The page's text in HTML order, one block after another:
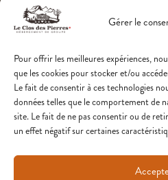
Gérer le
Pour offrir les meilleures expériences,
que les cookies pour stocker et/ou
Le fait de consentir à ces technologies
données telles que le comportement de
site. Le fait de ne pas consentir ou de
un effet négatif sur certaines
Cette offre est
lecture de